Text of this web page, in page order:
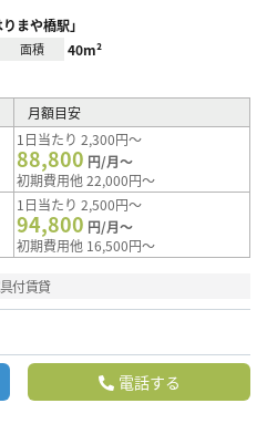
まや橋駅」
面積 40m²
月額目安
1日当たり 2,300円～
88,800 円/月～
初期費用他 22,000円～
1日当たり 2,500円～
94,800 円/月～
初期費用他 16,500円～
付賃貸
電話する